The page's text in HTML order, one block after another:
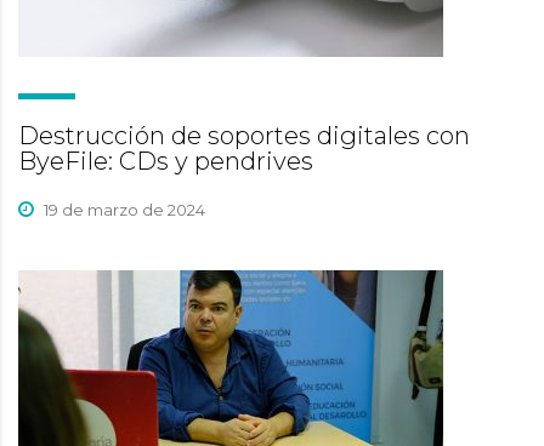
Destrucción de soportes digitales con
ByeFile: CDs y pendrives
19 de marzo de 2024